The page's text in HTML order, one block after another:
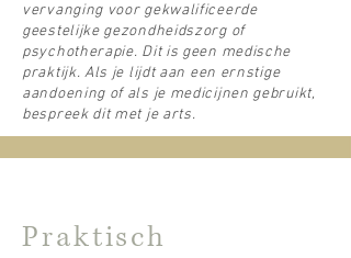
vervanging voor gekwalificeerde
geestelijke gezondheidszorg of
psychotherapie. Dit is geen medische
praktijk. Als je lijdt aan een ernstige
aandoening of als je medicijnen gebruikt,
bespreek dit met je arts.
Praktisch